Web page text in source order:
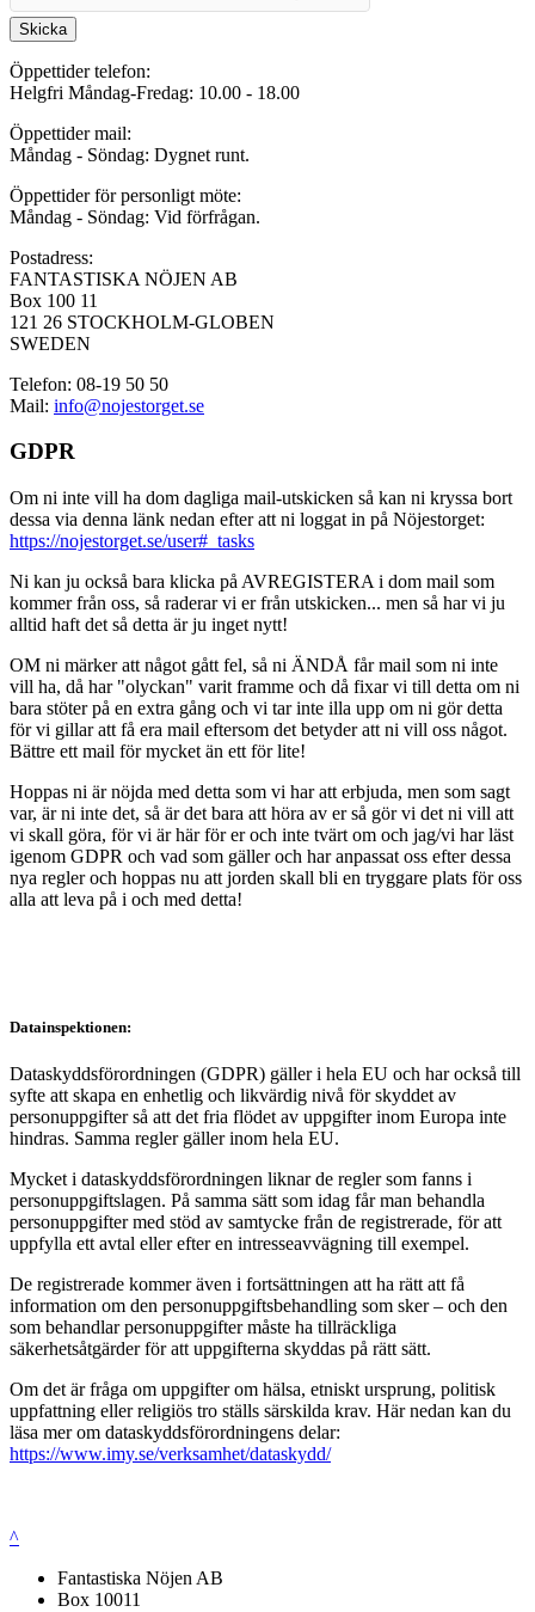
Skicka
Öppettider telefon:
Helgfri Måndag-Fredag: 10.00 - 18.00
Öppettider mail:
Måndag - Söndag: Dygnet runt.
Öppettider för personligt möte:
Måndag - Söndag: Vid förfrågan.
Postadress:
FANTASTISKA NÖJEN AB
Box 100 11
121 26 STOCKHOLM-GLOBEN
SWEDEN
Telefon: 08-19 50 50
Mail: info@nojestorget.se
GDPR
Om ni inte vill ha dom dagliga mail-utskicken så kan ni kryssa bort
dessa via denna länk nedan efter att ni loggat in på Nöjestorget:
https://nojestorget.se/user#_tasks
Ni kan ju också bara klicka på AVREGISTERA i dom mail som
kommer från oss, så raderar vi er från utskicken... men så har vi ju
alltid haft det så detta är ju inget nytt!
OM ni märker att något gått fel, så ni ÄNDÅ får mail som ni inte
vill ha, då har "olyckan" varit framme och då fixar vi till detta om ni
bara stöter på en extra gång och vi tar inte illa upp om ni gör detta
för vi gillar att få era mail eftersom det betyder att ni vill oss något.
Bättre ett mail för mycket än ett för lite!
Hoppas ni är nöjda med detta som vi har att erbjuda, men som sagt
var, är ni inte det, så är det bara att höra av er så gör vi det ni vill att
vi skall göra, för vi är här för er och inte tvärt om och jag/vi har läst
igenom GDPR och vad som gäller och har anpassat oss efter dessa
nya regler och hoppas nu att jorden skall bli en tryggare plats för oss
alla att leva på i och med detta!
Datainspektionen:
Dataskyddsförordningen (GDPR) gäller i hela EU och har också till
syfte att skapa en enhetlig och likvärdig nivå för skyddet av
personuppgifter så att det fria flödet av uppgifter inom Europa inte
hindras. Samma regler gäller inom hela EU.
Mycket i dataskyddsförordningen liknar de regler som fanns i
personuppgiftslagen. På samma sätt som idag får man behandla
personuppgifter med stöd av samtycke från de registrerade, för att
uppfylla ett avtal eller efter en intresseavvägning till exempel.
De registrerade kommer även i fortsättningen att ha rätt att få
information om den personuppgiftsbehandling som sker – och den
som behandlar personuppgifter måste ha tillräckliga
säkerhetsåtgärder för att uppgifterna skyddas på rätt sätt.
Om det är fråga om uppgifter om hälsa, etniskt ursprung, politisk
uppfattning eller religiös tro ställs särskilda krav. Här nedan kan du
läsa mer om dataskyddsförordningens delar:
https://www.imy.se/verksamhet/dataskydd/
^
Fantastiska Nöjen AB
Box 10011